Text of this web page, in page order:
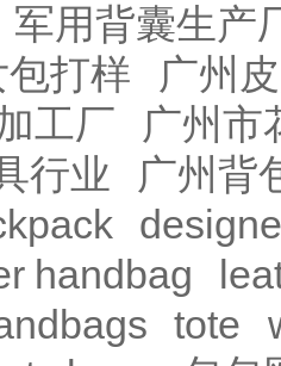
军用背囊生产
包打样
广州
工厂
广州市
行业
广州背
handbag
tote